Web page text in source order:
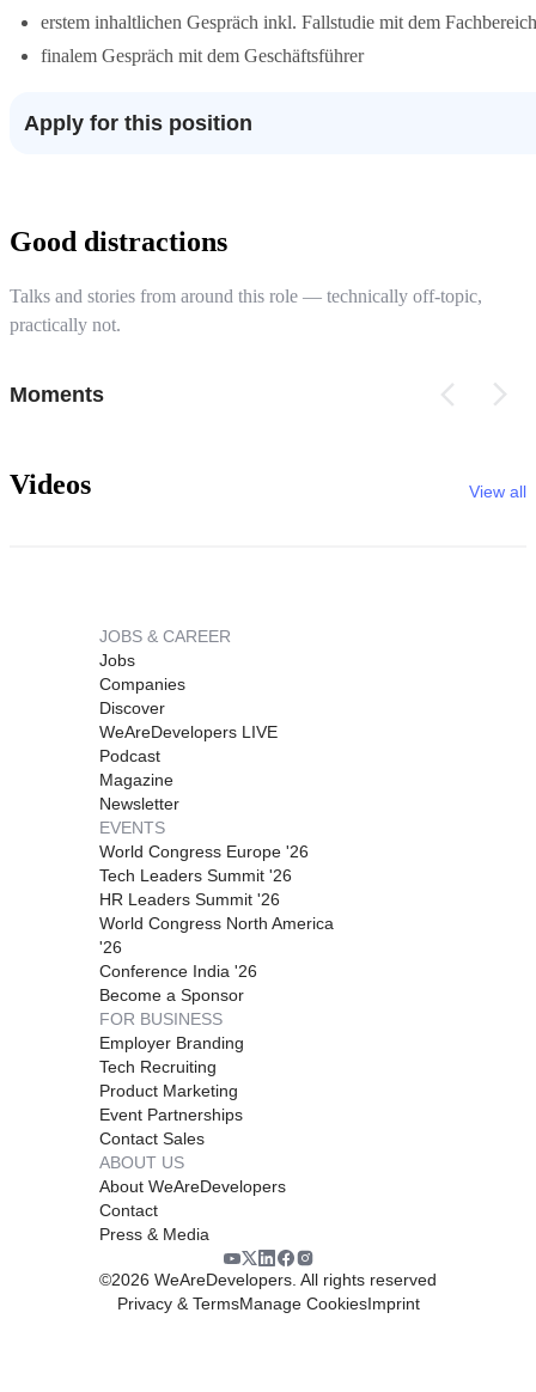
erstem inhaltlichen Gespräch inkl. Fallstudie mit dem Fachbereich
finalem Gespräch mit dem Geschäftsführer
Apply for this position
Good distractions
Talks and stories from around this role — technically off-topic,
practically not.
Moments
Videos View all
JOBS & CAREER
Jobs
Companies
Discover
WeAreDevelopers LIVE
Podcast
Magazine
Newsletter
EVENTS
World Congress Europe '26
Tech Leaders Summit '26
HR Leaders Summit '26
World Congress North America
'26
Conference India '26
Become a Sponsor
FOR BUSINESS
Employer Branding
Tech Recruiting
Product Marketing
Event Partnerships
Contact Sales
ABOUT US
About WeAreDevelopers
Contact
Press & Media
©2026 WeAreDevelopers. All rights reserved
Privacy & TermsManage CookiesImprint